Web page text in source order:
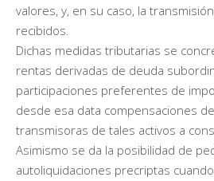
valores, y, en su caso, la
recibidos.
Dichas medidas tributarias se
rentas derivadas de deuda
participaciones preferentes de
desde esa data compensaciones
transmisoras de tales activos a
Asimismo se da la posibilidad de
autoliquidaciones precriptas